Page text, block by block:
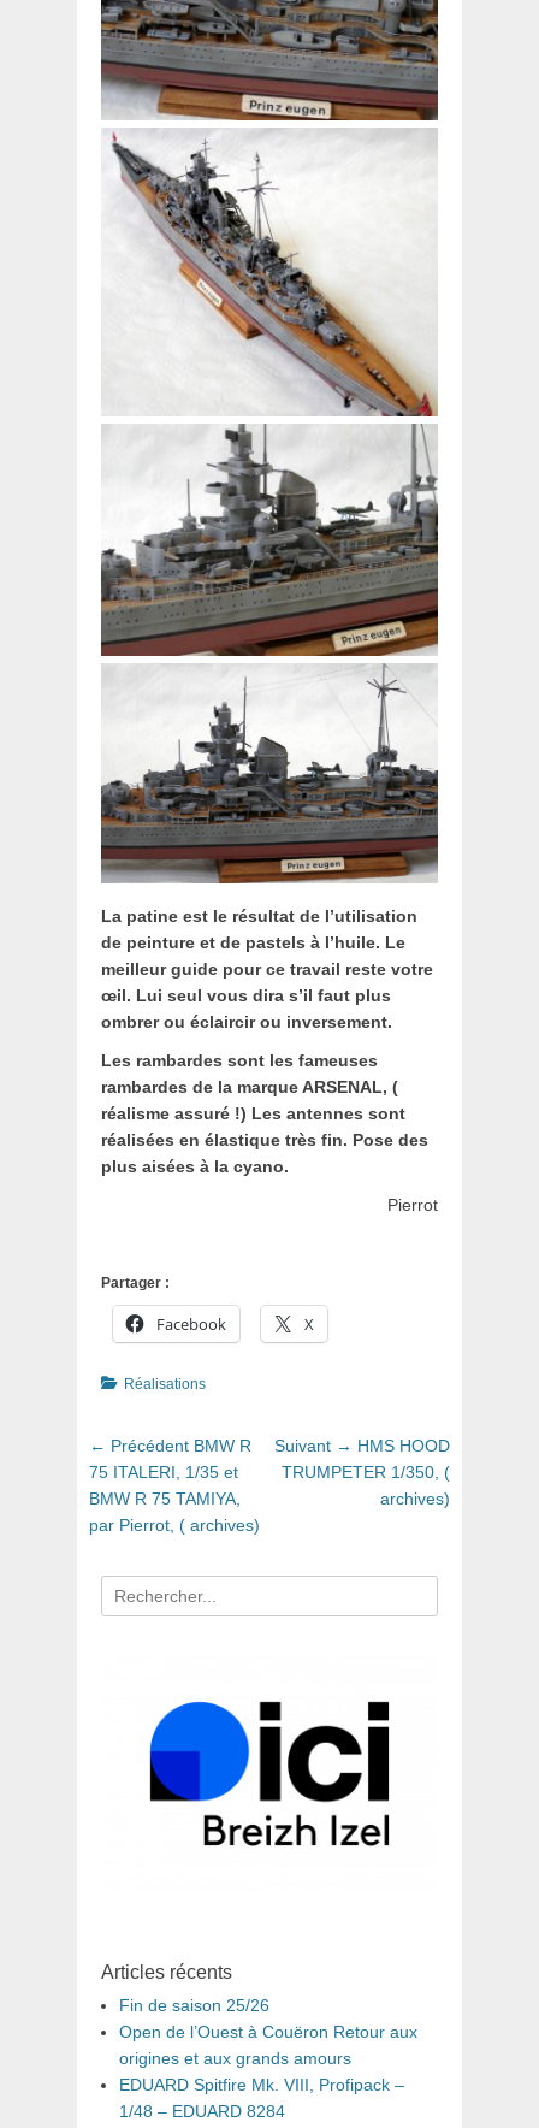
La patine est le résultat de l’utilisation
de peinture et de pastels à l’huile. Le
meilleur guide pour ce travail reste votre
œil. Lui seul vous dira s’il faut plus
ombrer ou éclaircir ou inversement.
Les rambardes sont les fameuses
rambardes de la marque ARSENAL, (
réalisme assuré !) Les antennes sont
réalisées en élastique très fin. Pose des
plus aisées à la cyano.
Pierrot
Partager :
Facebook X
Catégories
Réalisations
Navigation
de
l’article
← Précédent Article
précédent
:
BMW R
75 ITALERI, 1/35 et
BMW R 75 TAMIYA,
par Pierrot, ( archives)
Suivant → Article
suivant
HMS HOOD
TRUMPETER 1/350, (
archives)
Recherche
pour
Articles récents
Fin de saison 25/26
Open de l’Ouest à Couëron Retour aux
origines et aux grands amours
EDUARD Spitfire Mk. VIII, Profipack –
1/48 – EDUARD 8284